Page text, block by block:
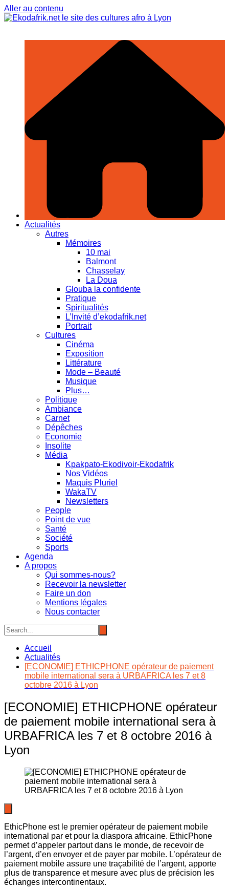
Aller au contenu
Actualités
Autres
Mémoires
10 mai
Balmont
Chasselay
La Doua
Glouba la confidente
Pratique
Spiritualités
L’Invité d’ekodafrik.net
Portrait
Cultures
Cinéma
Exposition
Littérature
Mode – Beauté
Musique
Plus…
Politique
Ambiance
Carnet
Dépêches
Economie
Insolite
Média
Kpakpato-Ekodivoir-Ekodafrik
Nos Vidéos
Maquis Pluriel
WakaTV
Newsletters
People
Point de vue
Santé
Société
Sports
Agenda
A propos
Qui sommes-nous?
Recevoir la newsletter
Faire un don
Mentions légales
Nous contacter
Accueil
Actualités
[ECONOMIE] ETHICPHONE opérateur de paiement
mobile international sera à URBAFRICA les 7 et 8
octobre 2016 à Lyon
[ECONOMIE] ETHICPHONE opérateur
de paiement mobile international sera à
URBAFRICA les 7 et 8 octobre 2016 à
Lyon
EthicPhone est le premier opérateur de paiement mobile
international par et pour la diaspora africaine. EthicPhone
permet d’appeler partout dans le monde, de recevoir de
l’argent, d’en envoyer et de payer par mobile. L’opérateur de
paiement mobile assure une traçabilité de l’argent, apporte
plus de transparence et mesure avec plus de précision les
échanges intercontinentaux.